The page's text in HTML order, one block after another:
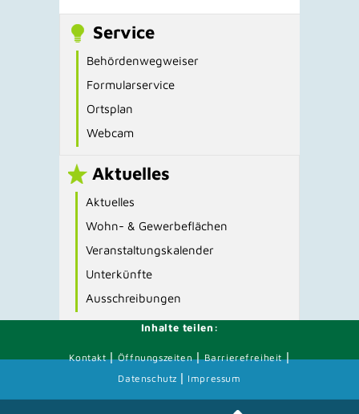
Service
Behördenwegweiser
Formularservice
Ortsplan
Webcam
Aktuelles
Aktuelles
Wohn- & Gewerbeflächen
Veranstaltungskalender
Unterkünfte
Ausschreibungen
Inhalte teilen:
Kontakt|Öffnungszeiten|Barrierefreiheit|
Datenschutz | Impressum